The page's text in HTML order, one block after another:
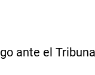
ante el